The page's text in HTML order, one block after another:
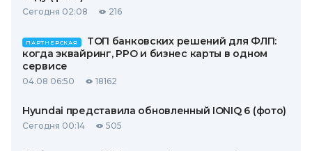
Сегодня 02:08 216
ПАРТНЕРСКАЯ
ТОП банковских решений для ФЛП:
когда эквайринг, РРО и бизнес карты в одном
сервисе
04.08 06:50 18162
Hyundai представила обновленный IONIQ 6 (фото)
Сегодня 00:14 505